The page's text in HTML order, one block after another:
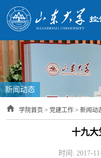
新闻动态
学院首页 > 党建工作 >新闻动
十九
时间: 2017-